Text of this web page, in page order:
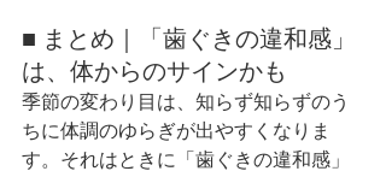
■ まとめ｜「歯ぐきの違和感」
は、体からのサインかも
季節の変わり目は、知らず知らずのう
ちに体調のゆらぎが出やすくなりま
す。それはときに「歯ぐきの違和感」